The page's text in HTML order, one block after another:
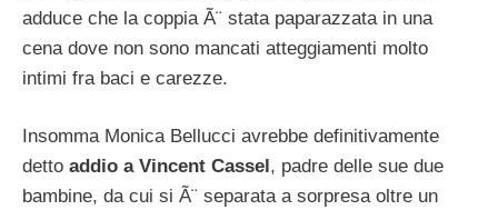
adduce che la coppia Ã¨ stata paparazzata in una
cena dove non sono mancati atteggiamenti molto
intimi fra baci e carezze.
Insomma Monica Bellucci avrebbe definitivamente
detto addio a Vincent Cassel, padre delle sue due
bambine, da cui si Ã¨ separata a sorpresa oltre un